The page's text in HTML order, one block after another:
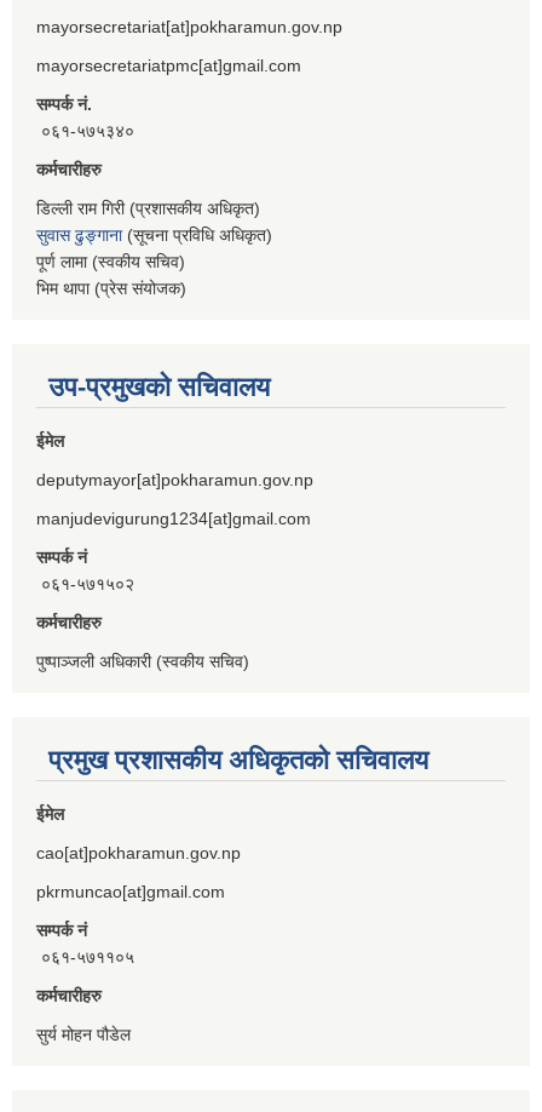
mayorsecretariat[at]pokharamun.gov.np
mayorsecretariatpmc[at]gmail.com
सम्पर्क नं.
०६१-५७५३४०
कर्मचारीहरु
डिल्ली राम गिरी (प्रशासकीय अधिकृत)
सुवास ढुङ्गाना(सूचना प्रविधि अधिकृत)
पूर्ण लामा (स्वकीय सचिव)
भिम थापा (प्रेस संयोजक)
उप-प्रमुखको सचिवालय
ईमेल
deputymayor[at]pokharamun.gov.np
manjudevigurung1234[at]gmail.com
सम्पर्क नं
०६१-५७१५०२
कर्मचारीहरु
पुष्पाञ्जली अधिकारी (स्वकीय सचिव)
प्रमुख प्रशासकीय अधिकृतको सचिवालय
ईमेल
cao[at]pokharamun.gov.np
pkrmuncao[at]gmail.com
सम्पर्क नं
०६१-५७११०५
कर्मचारीहरु
सुर्य मोहन पौडेल